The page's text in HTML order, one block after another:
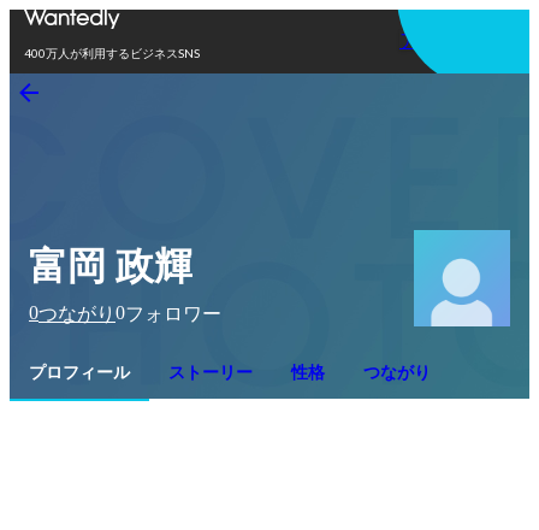
400万人が利用するビジネスSNS
アプリを使う
富岡 政輝
0つながり 0フォロワー
プロフィール ストーリー 性格 つながり